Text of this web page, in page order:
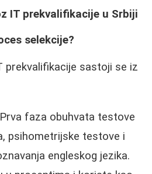
IT prekvalifikacije u Srbiji
selekcije?
prekvalifikacije sastoji se iz
faza obuhvata testove
psihometrijske testove i
engleskog jezika.